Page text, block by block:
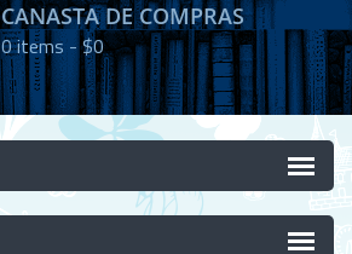
CANASTA DE COMPRAS
0items -$0